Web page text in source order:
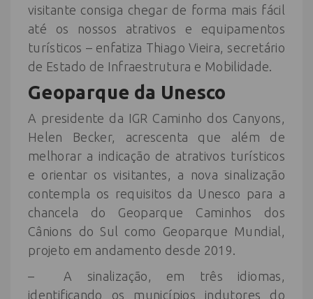
visitante consiga chegar de forma mais fácil
até os nossos atrativos e equipamentos
turísticos – enfatiza Thiago Vieira, secretário
de Estado de Infraestrutura e Mobilidade.
Geoparque da Unesco
A presidente da IGR Caminho dos Canyons,
Helen Becker, acrescenta que além de
melhorar a indicação de atrativos turísticos
e orientar os visitantes, a nova sinalização
contempla os requisitos da Unesco para a
chancela do Geoparque Caminhos dos
Cânions do Sul como Geoparque Mundial,
projeto em andamento desde 2019.
– A sinalização, em três idiomas,
identificando os municípios indutores do